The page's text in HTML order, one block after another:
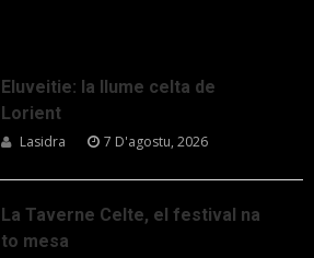
Eluveitie: la llume celta de
Lorient
Lasidra 7 D'agostu, 2026
La Taverne Celte, el festival na
to mesa